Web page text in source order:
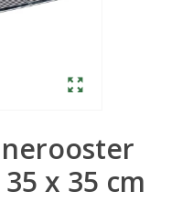
x 35 cm